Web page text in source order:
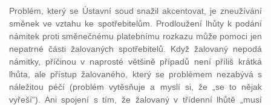
Problém, který se Ústavní soud snažil akcentovat, je zneužívání
směnek ve vztahu ke spotřebitelům. Prodloužení lhůty k podání
námitek proti směnečnému platebnímu rozkazu může pomoci jen
nepatrné části žalovaných spotřebitelů. Když žalovaný nepodá
námitky, příčinou v naprosté většině případů není příliš krátká
lhůta, ale přístup žalovaného, který se problémem nezabývá s
náležitou péčí (problém vytěsňuje a myslí si, že „se to nějak
vyřeší“). Ani spojení s tím, že žalovaný v třídenní lhůtě „musí